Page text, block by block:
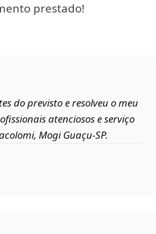
prestado!
do previsto e resolveu o meu
atenciosos e serviço
Mogi Guaçu‑SP.